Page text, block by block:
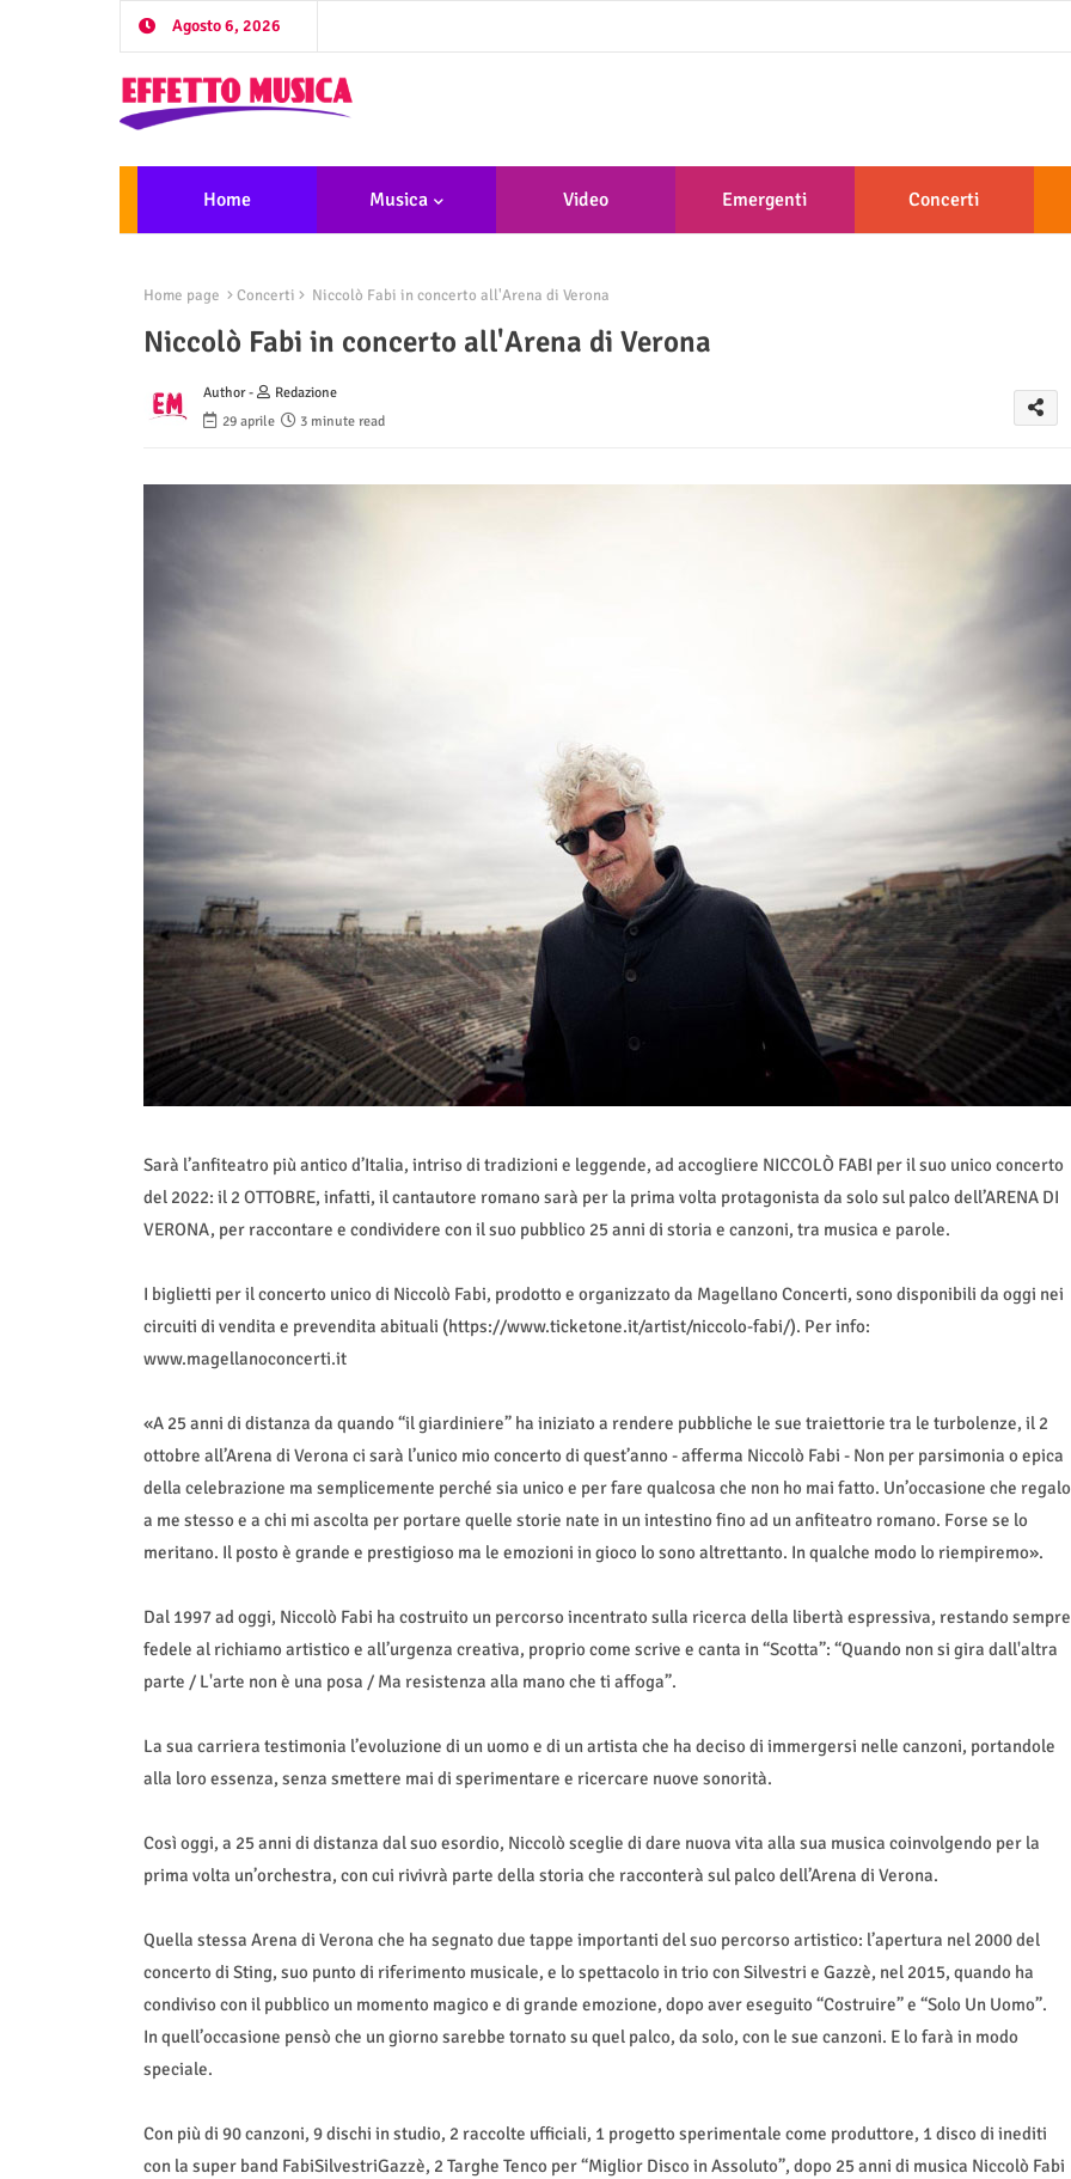
Agosto 6, 2026
Home Musica Video Emergenti Concerti
Home page Concerti Niccolò Fabi in concerto all'Arena di Verona
Niccolò Fabi in concerto all'Arena di Verona
Author -
Redazione
29 aprile
3 minute read
Sarà l’anfiteatro più antico d’Italia, intriso di tradizioni e leggende, ad accogliere NICCOLÒ FABI per il suo unico concerto
del 2022: il 2 OTTOBRE, infatti, il cantautore romano sarà per la prima volta protagonista da solo sul palco dell’ARENA DI
VERONA, per raccontare e condividere con il suo pubblico 25 anni di storia e canzoni, tra musica e parole.
I biglietti per il concerto unico di Niccolò Fabi, prodotto e organizzato da Magellano Concerti, sono disponibili da oggi nei
circuiti di vendita e prevendita abituali (https://www.ticketone.it/artist/niccolo-fabi/). Per info:
www.magellanoconcerti.it
«A 25 anni di distanza da quando “il giardiniere” ha iniziato a rendere pubbliche le sue traiettorie tra le turbolenze, il 2
ottobre all’Arena di Verona ci sarà l’unico mio concerto di quest’anno - afferma Niccolò Fabi - Non per parsimonia o epica
della celebrazione ma semplicemente perché sia unico e per fare qualcosa che non ho mai fatto. Un’occasione che regalo
a me stesso e a chi mi ascolta per portare quelle storie nate in un intestino fino ad un anfiteatro romano. Forse se lo
meritano. Il posto è grande e prestigioso ma le emozioni in gioco lo sono altrettanto. In qualche modo lo riempiremo».
Dal 1997 ad oggi, Niccolò Fabi ha costruito un percorso incentrato sulla ricerca della libertà espressiva, restando sempre
fedele al richiamo artistico e all’urgenza creativa, proprio come scrive e canta in “Scotta”: “Quando non si gira dall'altra
parte / L'arte non è una posa / Ma resistenza alla mano che ti affoga”.
La sua carriera testimonia l’evoluzione di un uomo e di un artista che ha deciso di immergersi nelle canzoni, portandole
alla loro essenza, senza smettere mai di sperimentare e ricercare nuove sonorità.
Così oggi, a 25 anni di distanza dal suo esordio, Niccolò sceglie di dare nuova vita alla sua musica coinvolgendo per la
prima volta un’orchestra, con cui rivivrà parte della storia che racconterà sul palco dell’Arena di Verona.
Quella stessa Arena di Verona che ha segnato due tappe importanti del suo percorso artistico: l’apertura nel 2000 del
concerto di Sting, suo punto di riferimento musicale, e lo spettacolo in trio con Silvestri e Gazzè, nel 2015, quando ha
condiviso con il pubblico un momento magico e di grande emozione, dopo aver eseguito “Costruire” e “Solo Un Uomo”.
In quell’occasione pensò che un giorno sarebbe tornato su quel palco, da solo, con le sue canzoni. E lo farà in modo
speciale.
Con più di 90 canzoni, 9 dischi in studio, 2 raccolte ufficiali, 1 progetto sperimentale come produttore, 1 disco di inediti
con la super band FabiSilvestriGazzè, 2 Targhe Tenco per “Miglior Disco in Assoluto”, dopo 25 anni di musica Niccolò Fabi